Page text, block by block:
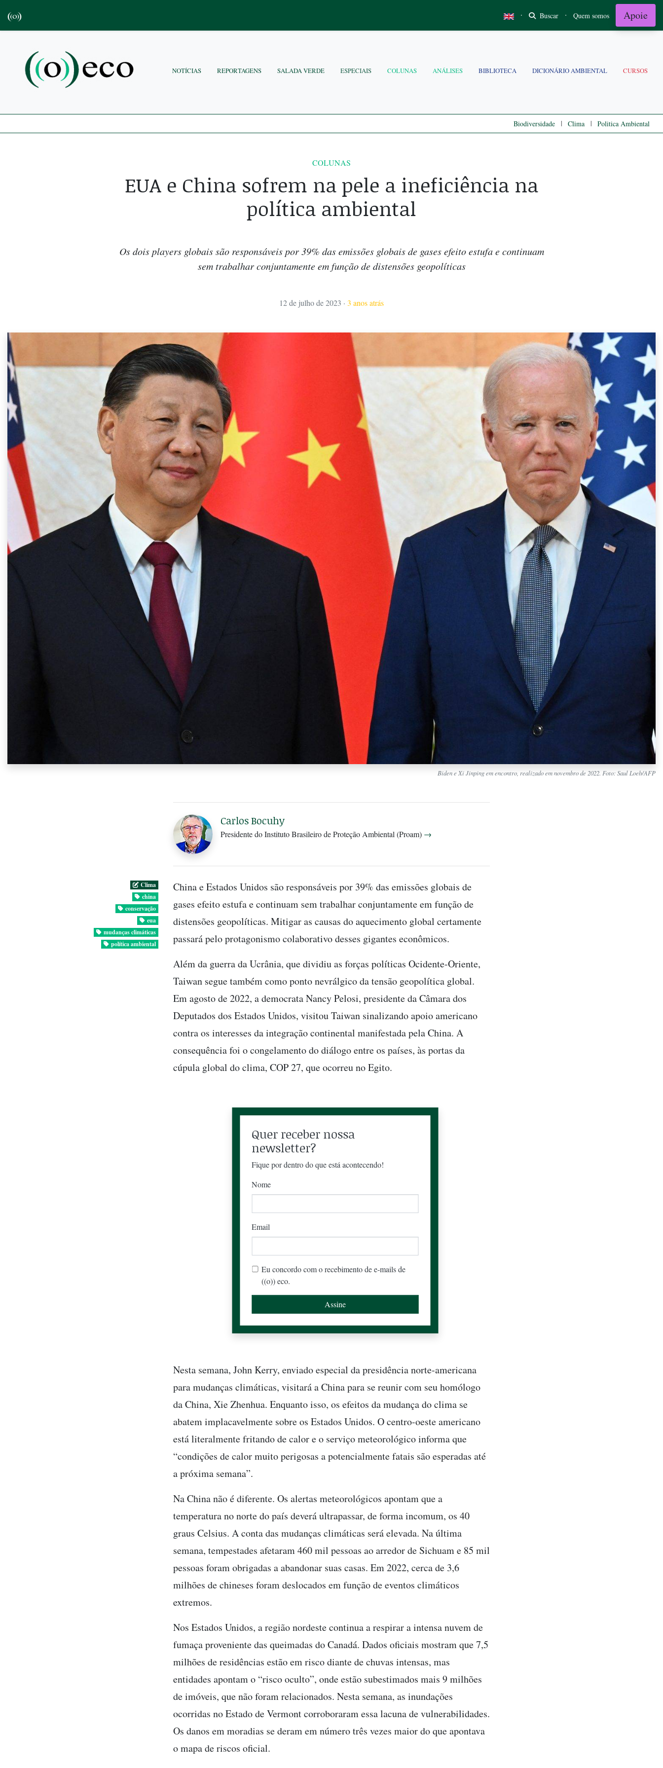
· Buscar · Quem somos Apoie
NOTÍCIAS REPORTAGENS SALADA VERDE ESPECIAIS COLUNAS ANÁLISES BIBLIOTECA DICIONÁRIO AMBIENTAL CURSOS
Biodiversidade | Clima | Politica Ambiental
COLUNAS
EUA e China sofrem na pele a ineficiência na
política ambiental
Os dois players globais são responsáveis por 39% das emissões globais de gases efeito estufa e continuam
sem trabalhar conjuntamente em função de distensões geopolíticas
12 de julho de 2023 · 3 anos atrás
Biden e Xi Jinping em encontro, realizado em novembro de 2022. Foto: Saul Loeb/AFP
Carlos Bocuhy
Presidente do Instituto Brasileiro de Proteção Ambiental (Proam) →
Clima
china
conservação
eua
mudanças climáticas
política ambiental
China e Estados Unidos são responsáveis por 39% das emissões globais de
gases efeito estufa e continuam sem trabalhar conjuntamente em função de
distensões geopolíticas. Mitigar as causas do aquecimento global certamente
passará pelo protagonismo colaborativo desses gigantes econômicos.
Além da guerra da Ucrânia, que dividiu as forças políticas Ocidente-Oriente,
Taiwan segue também como ponto nevrálgico da tensão geopolítica global.
Em agosto de 2022, a democrata Nancy Pelosi, presidente da Câmara dos
Deputados dos Estados Unidos, visitou Taiwan sinalizando apoio americano
contra os interesses da integração continental manifestada pela China. A
consequência foi o congelamento do diálogo entre os países, às portas da
cúpula global do clima, COP 27, que ocorreu no Egito.
Quer receber nossa
newsletter?
Fique por dentro do que está acontecendo!
Nome
Email
Eu concordo com o recebimento de e-mails de
((o)) eco.
Nesta semana, John Kerry, enviado especial da presidência norte-americana
para mudanças climáticas, visitará a China para se reunir com seu homólogo
da China, Xie Zhenhua. Enquanto isso, os efeitos da mudança do clima se
abatem implacavelmente sobre os Estados Unidos. O centro-oeste americano
está literalmente fritando de calor e o serviço meteorológico informa que
“condições de calor muito perigosas a potencialmente fatais são esperadas até
a próxima semana”.
Na China não é diferente. Os alertas meteorológicos apontam que a
temperatura no norte do país deverá ultrapassar, de forma incomum, os 40
graus Celsius. A conta das mudanças climáticas será elevada. Na última
semana, tempestades afetaram 460 mil pessoas ao arredor de Sichuam e 85 mil
pessoas foram obrigadas a abandonar suas casas. Em 2022, cerca de 3,6
milhões de chineses foram deslocados em função de eventos climáticos
extremos.
Nos Estados Unidos, a região nordeste continua a respirar a intensa nuvem de
fumaça proveniente das queimadas do Canadá. Dados oficiais mostram que 7,5
milhões de residências estão em risco diante de chuvas intensas, mas
entidades apontam o “risco oculto”, onde estão subestimados mais 9 milhões
de imóveis, que não foram relacionados. Nesta semana, as inundações
ocorridas no Estado de Vermont corroboraram essa lacuna de vulnerabilidades.
Os danos em moradias se deram em número três vezes maior do que apontava
o mapa de riscos oficial.